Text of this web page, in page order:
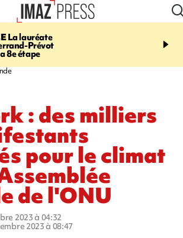
La lauréate
Prévot
8e étape
20:17
routière, concours de
: des milliers
pour le climat
de l'ONU
2023 à 04:32
2023 à 08:47